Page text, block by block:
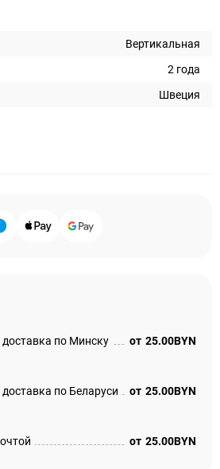
Вертикальная
2 года
Швеция
доставка по Минску от 25.00BYN
по Беларуси от 25.00BYN
от 25.00BYN